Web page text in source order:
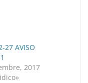
27 AVISO
2017